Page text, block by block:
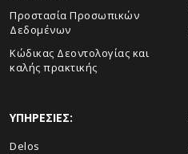
Προστασία Προσωπικών
Δεδομένων
Κώδικας Δεοντολογίας και
καλής πρακτικής
ΥΠΗΡΕΣΙΕΣ:
Delos